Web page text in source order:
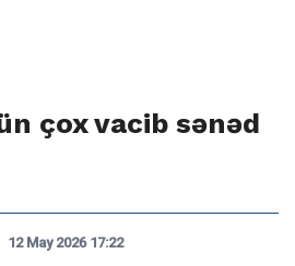
çox vacib sənəd
12 May 2026 17:22